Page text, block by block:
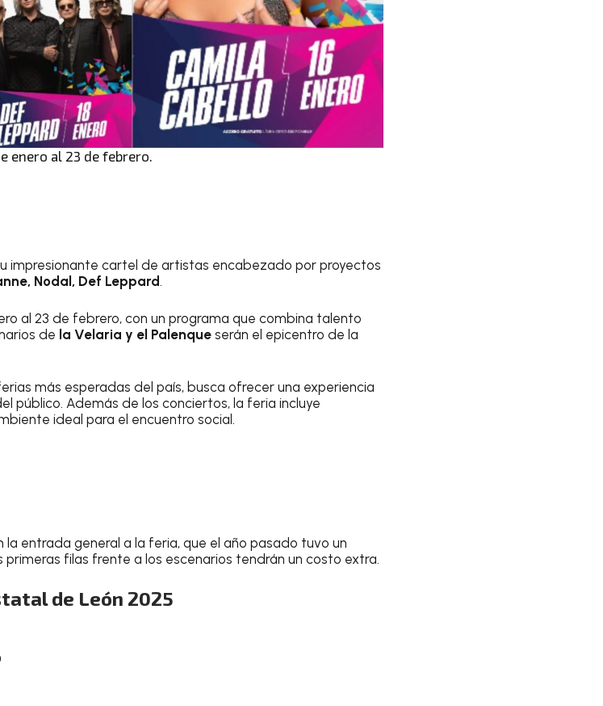
enero al 23 de febrero.
impresionante cartel de artistas encabezado por proyectos
Nodal, Def Leppard.
al 23 de febrero, con un programa que combina talento
de la Velaria y el Palenque serán el epicentro de la
más esperadas del país, busca ofrecer una experiencia
público. Además de los conciertos, la feria incluye
ideal para el encuentro social.
entrada general a la feria, que el año pasado tuvo un
primeras filas frente a los escenarios tendrán un costo extra.
de León 2025